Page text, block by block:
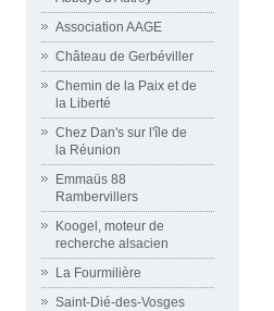
Association AAGE
Château de Gerbéviller
Chemin de la Paix et de
la Liberté
Chez Dan's sur l'île de
la Réunion
Emmaüs 88
Rambervillers
Koogel, moteur de
recherche alsacien
La Fourmilière
Saint-Dié-des-Vosges